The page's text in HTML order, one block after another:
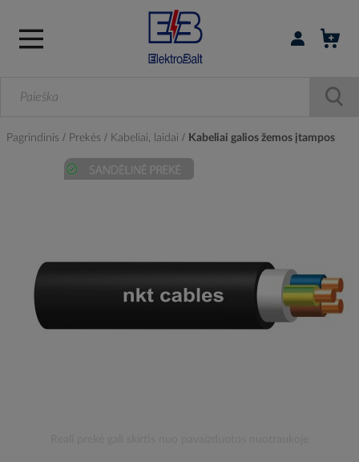
Prisijungti /
Pagrindinis Prekės Kabeliai, laidai Kabeliai galios žemos įtampos
images
gallery